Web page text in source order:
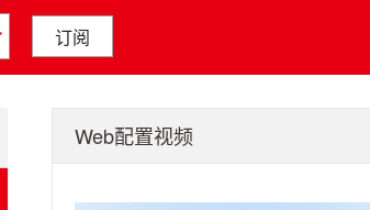
订阅
Web配置视频